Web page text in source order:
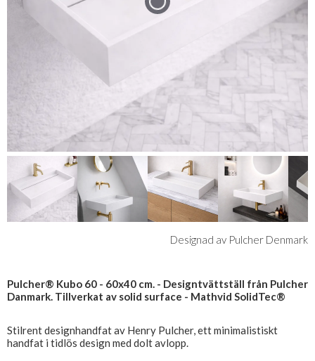
Designad av Pulcher Denmark
Pulcher® Kubo 60 - 60x40 cm. - Designtvättställ från Pulcher
Danmark. Tillverkat av solid surface - Mathvid SolidTec®
Stilrent designhandfat av Henry Pulcher, ett minimalistiskt
handfat i tidlös design med dolt avlopp.